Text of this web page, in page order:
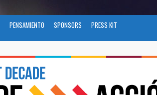
PENSAMIENTO SPONSORS PRESS KIT